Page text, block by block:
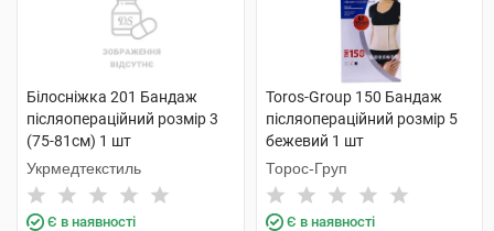
Білосніжка 201 Бандаж
післяопераційний розмір 3
(75-81см) 1 шт
Укрмедтекстиль
Є в наявності
Toros-Group 150 Бандаж
післяопераційний розмір 5
бежевий 1 шт
Торос-Груп
Є в наявності